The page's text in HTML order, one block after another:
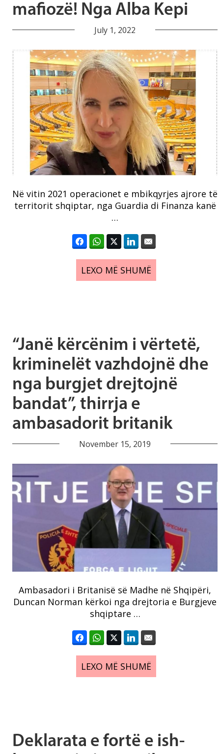
mafiozë! Nga Alba Kepi
July 1, 2022
Në vitin 2021 operacionet e mbikqyrjes ajrore të
territorit shqiptar, nga Guardia di Finanza kanë
…
LEXO MË SHUMË
“Janë kërcënim i vërtetë,
kriminelët vazhdojnë dhe
nga burgjet drejtojnë
bandat”, thirrja e
ambasadorit britanik
November 15, 2019
Ambasadori i Britanisë së Madhe në Shqipëri,
Duncan Norman kërkoi nga drejtoria e Burgjeve
shqiptare …
LEXO MË SHUMË
Deklarata e fortë e ish-